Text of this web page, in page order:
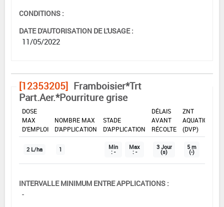
CONDITIONS :
DATE D'AUTORISATION DE L'USAGE :
11/05/2022
[12353205] Framboisier*Trt
Part.Aer.*Pourriture grise
DOSE
MAX
D'EMPLOI
NOMBRE MAX
D'APPLICATION
STADE
D'APPLICATION
DÉLAIS
AVANT
RÉCOLTE
ZNT
AQUATIQUE
(DVP)
2 L/ha 1 Min
: -
Max
: -
3 Jour
(s)
5 m
(-)
INTERVALLE MINIMUM ENTRE APPLICATIONS :
-